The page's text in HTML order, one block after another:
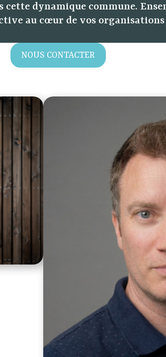
cette dynamique commune.
au cœur de vos organisations
NOUS CONTACTER